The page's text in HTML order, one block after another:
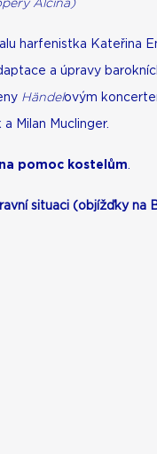
Alcina)
harfenistka Kateřina
a úpravy
Händelovým
Milan Muclinger.
pomoc kostelům.
situaci (objížďky